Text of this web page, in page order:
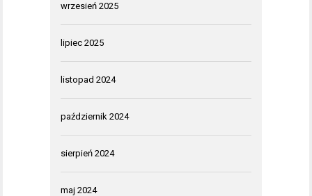
wrzesień 2025
lipiec 2025
listopad 2024
październik 2024
sierpień 2024
maj 2024